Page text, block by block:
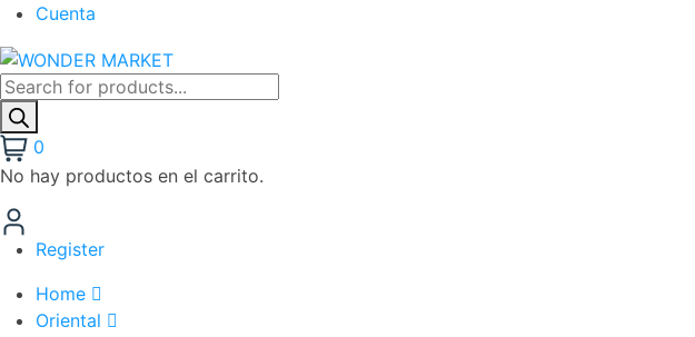
Cuenta
Búsqueda
de
productos
0
No hay productos en el carrito.
Register
Home
Oriental